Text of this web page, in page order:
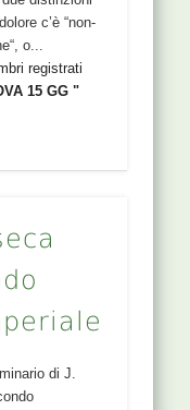
c’è “non-
o...
registrati
15 GG "
di J.